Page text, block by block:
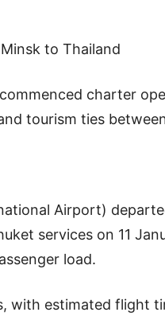
to Thailand
charter
tourism ties
Airport)
services on 11
load.
with estimated flight